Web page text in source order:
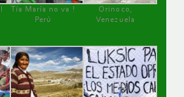
Tía María no va !
Perú
Orinoco,
Venezuela